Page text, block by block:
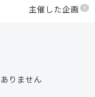
主催した企画 3
りません